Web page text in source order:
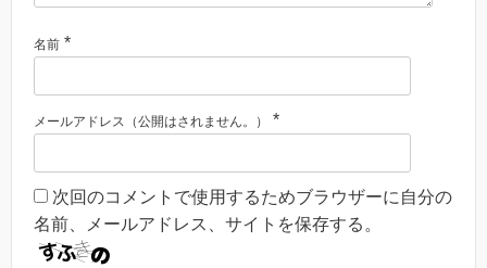
名前 *
メールアドレス（公開はされません。） *
次回のコメントで使用するためブラウザーに自分の
名前、メールアドレス、サイトを保存する。